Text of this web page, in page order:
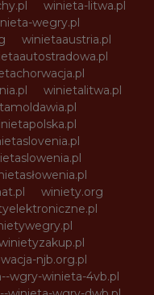
winieta-litwa.pl
wegry.pl
winietaaustria.pl
winietalitwa.pl
winiety.org
njb.org.pl
wgry-winieta-4vb.pl